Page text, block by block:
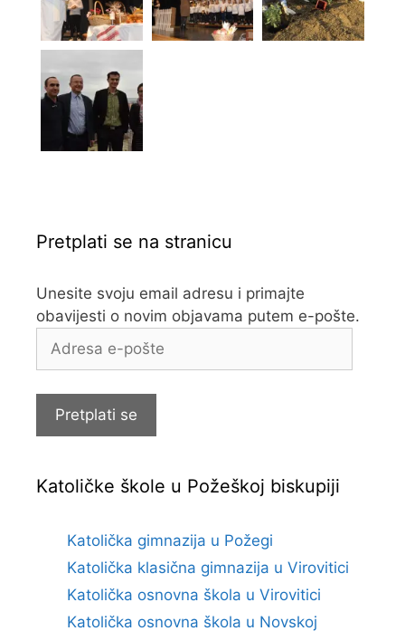
Pretplati se na stranicu
Unesite svoju email adresu i primajte
obavijesti o novim objavama putem e-pošte.
Adresa
Pretplati se
Katoličke škole u Požeškoj biskupiji
Katolička gimnazija u Požegi
Katolička klasična gimnazija u Virovitici
Katolička osnovna škola u Virovitici
Katolička osnovna škola u Novskoj